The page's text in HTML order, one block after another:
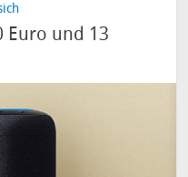
Euro und 13